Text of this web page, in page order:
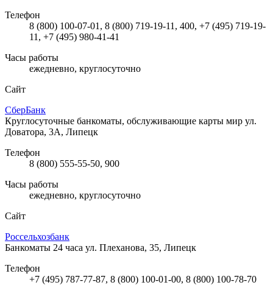
Телефон
8 (800) 100-07-01, 8 (800) 719-19-11, 400, +7 (495) 719-19-
11, +7 (495) 980-41-41
Часы работы
ежедневно, круглосуточно
Сайт
СберБанк
Круглосуточные банкоматы, обслуживающие карты мир ул.
Доватора, 3А, Липецк
Телефон
8 (800) 555-55-50, 900
Часы работы
ежедневно, круглосуточно
Сайт
Россельхозбанк
Банкоматы 24 часа ул. Плеханова, 35, Липецк
Телефон
+7 (495) 787-77-87, 8 (800) 100-01-00, 8 (800) 100-78-70